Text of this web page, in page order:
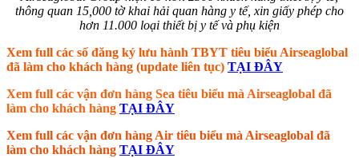
thông quan 15,000 tờ khai hải quan hàng y tế, xin giấy phép cho
hơn 11.000 loại thiết bị y tế và phụ kiện
Xem full các số đăng ký lưu hành TBYT tiêu biểu Airseaglobal
đã làm cho khách hàng (update liên tục) TẠI ĐÂY
Xem full các vận đơn hàng Sea tiêu biểu mà Airseaglobal đã
làm cho khách hàng TẠI ĐÂY
Xem full các vận đơn hàng Air tiêu biểu mà Airseaglobal đã
làm cho khách hàng TẠI ĐÂY